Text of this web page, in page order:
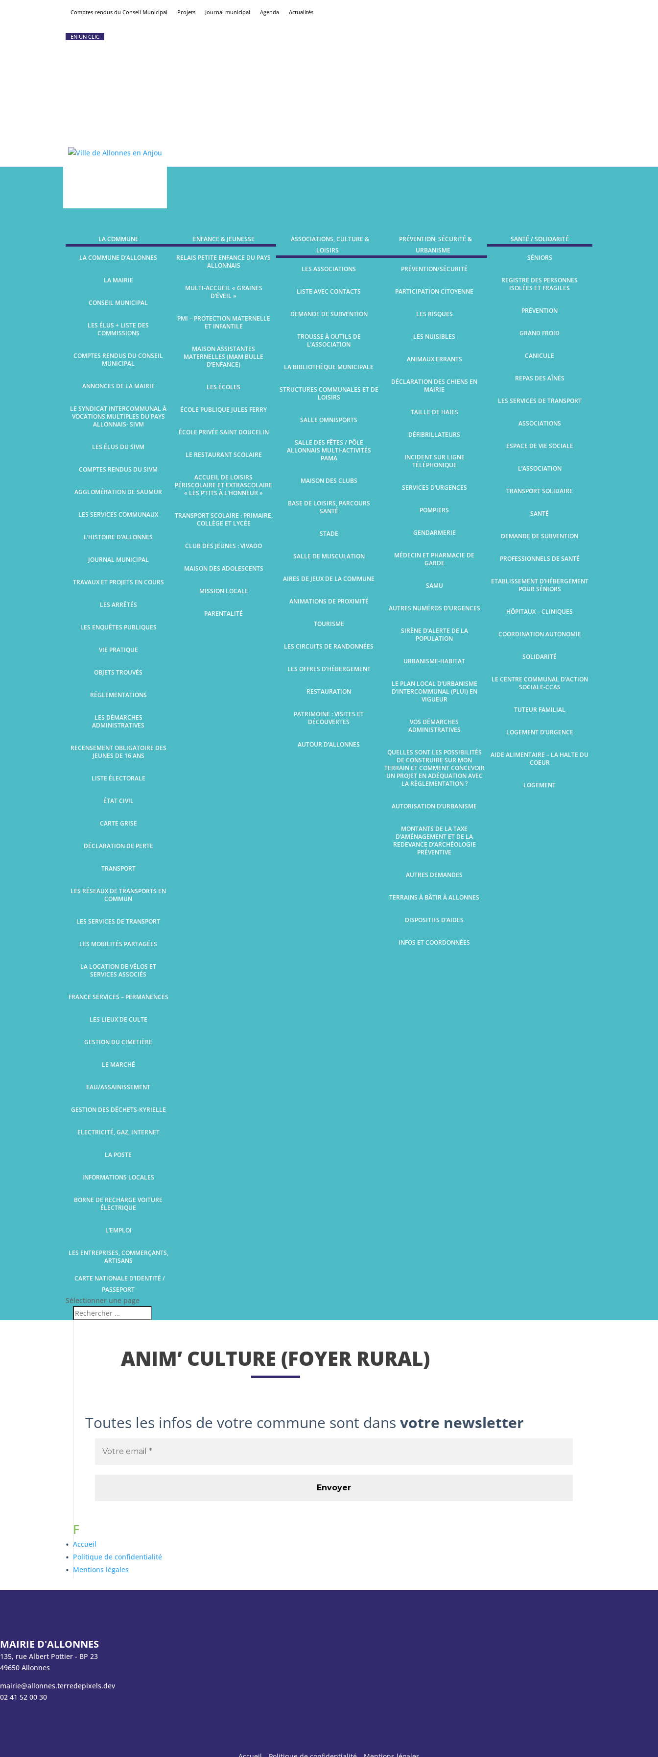
Comptes rendus du Conseil Municipal Projets Journal municipal Agenda Actualités
EN UN CLIC
LA COMMUNE
LA COMMUNE D’ALLONNES
LA MAIRIE
CONSEIL MUNICIPAL
LES ÉLUS + LISTE DES
COMMISSIONS
COMPTES RENDUS DU CONSEIL
MUNICIPAL
ANNONCES DE LA MAIRIE
LE SYNDICAT INTERCOMMUNAL À
VOCATIONS MULTIPLES DU PAYS
ALLONNAIS- SIVM
LES ÉLUS DU SIVM
COMPTES RENDUS DU SIVM
AGGLOMÉRATION DE SAUMUR
LES SERVICES COMMUNAUX
L’HISTOIRE D’ALLONNES
JOURNAL MUNICIPAL
TRAVAUX ET PROJETS EN COURS
LES ARRÊTÉS
LES ENQUÊTES PUBLIQUES
VIE PRATIQUE
OBJETS TROUVÉS
RÉGLEMENTATIONS
LES DÉMARCHES
ADMINISTRATIVES
RECENSEMENT OBLIGATOIRE DES
JEUNES DE 16 ANS
LISTE ÉLECTORALE
ÉTAT CIVIL
CARTE GRISE
DÉCLARATION DE PERTE
TRANSPORT
LES RÉSEAUX DE TRANSPORTS EN
COMMUN
LES SERVICES DE TRANSPORT
LES MOBILITÉS PARTAGÉES
LA LOCATION DE VÉLOS ET
SERVICES ASSOCIÉS
FRANCE SERVICES – PERMANENCES
LES LIEUX DE CULTE
GESTION DU CIMETIÈRE
LE MARCHÉ
EAU/ASSAINISSEMENT
GESTION DES DÉCHETS-KYRIELLE
ELECTRICITÉ, GAZ, INTERNET
LA POSTE
INFORMATIONS LOCALES
BORNE DE RECHARGE VOITURE
ÉLECTRIQUE
L’EMPLOI
LES ENTREPRISES, COMMERÇANTS,
ARTISANS
ENFANCE & JEUNESSE
RELAIS PETITE ENFANCE DU PAYS
ALLONNAIS
MULTI-ACCUEIL « GRAINES
D’ÉVEIL »
PMI – PROTECTION MATERNELLE
ET INFANTILE
MAISON ASSISTANTES
MATERNELLES (MAM BULLE
D’ENFANCE)
LES ÉCOLES
ÉCOLE PUBLIQUE JULES FERRY
ÉCOLE PRIVÉE SAINT DOUCELIN
LE RESTAURANT SCOLAIRE
ACCUEIL DE LOISIRS
PÉRISCOLAIRE ET EXTRASCOLAIRE
« LES P’TITS À L’HONNEUR »
TRANSPORT SCOLAIRE : PRIMAIRE,
COLLÈGE ET LYCÉE
CLUB DES JEUNES : VIVADO
MAISON DES ADOLESCENTS
MISSION LOCALE
PARENTALITÉ
ASSOCIATIONS, CULTURE &
LOISIRS
LES ASSOCIATIONS
LISTE AVEC CONTACTS
DEMANDE DE SUBVENTION
TROUSSE À OUTILS DE
L’ASSOCIATION
LA BIBLIOTHÈQUE MUNICIPALE
STRUCTURES COMMUNALES ET DE
LOISIRS
SALLE OMNISPORTS
SALLE DES FÊTES / PÔLE
ALLONNAIS MULTI-ACTIVITÉS
PAMA
MAISON DES CLUBS
BASE DE LOISIRS, PARCOURS
SANTÉ
STADE
SALLE DE MUSCULATION
AIRES DE JEUX DE LA COMMUNE
ANIMATIONS DE PROXIMITÉ
TOURISME
LES CIRCUITS DE RANDONNÉES
LES OFFRES D’HÉBERGEMENT
RESTAURATION
PATRIMOINE : VISITES ET
DÉCOUVERTES
AUTOUR D’ALLONNES
PRÉVENTION, SÉCURITÉ &
URBANISME
PRÉVENTION/SÉCURITÉ
PARTICIPATION CITOYENNE
LES RISQUES
LES NUISIBLES
ANIMAUX ERRANTS
DÉCLARATION DES CHIENS EN
MAIRIE
TAILLE DE HAIES
DÉFIBRILLATEURS
INCIDENT SUR LIGNE
TÉLÉPHONIQUE
SERVICES D’URGENCES
POMPIERS
GENDARMERIE
MÉDECIN ET PHARMACIE DE
GARDE
SAMU
AUTRES NUMÉROS D’URGENCES
SIRÈNE D’ALERTE DE LA
POPULATION
URBANISME-HABITAT
LE PLAN LOCAL D’URBANISME
D’INTERCOMMUNAL (PLUI) EN
VIGUEUR
VOS DÉMARCHES
ADMINISTRATIVES
QUELLES SONT LES POSSIBILITÉS
DE CONSTRUIRE SUR MON
TERRAIN ET COMMENT CONCEVOIR
UN PROJET EN ADÉQUATION AVEC
LA RÈGLEMENTATION ?
AUTORISATION D’URBANISME
MONTANTS DE LA TAXE
D’AMÉNAGEMENT ET DE LA
REDEVANCE D’ARCHÉOLOGIE
PRÉVENTIVE
AUTRES DEMANDES
TERRAINS À BÂTIR À ALLONNES
DISPOSITIFS D’AIDES
INFOS ET COORDONNÉES
SANTÉ / SOLIDARITÉ
SÉNIORS
REGISTRE DES PERSONNES
ISOLÉES ET FRAGILES
PRÉVENTION
GRAND FROID
CANICULE
REPAS DES AÎNÉS
LES SERVICES DE TRANSPORT
ASSOCIATIONS
ESPACE DE VIE SOCIALE
L’ASSOCIATION
TRANSPORT SOLIDAIRE
SANTÉ
DEMANDE DE SUBVENTION
PROFESSIONNELS DE SANTÉ
ETABLISSEMENT D’HÉBERGEMENT
POUR SÉNIORS
HÔPITAUX – CLINIQUES
COORDINATION AUTONOMIE
SOLIDARITÉ
LE CENTRE COMMUNAL D’ACTION
SOCIALE-CCAS
TUTEUR FAMILIAL
LOGEMENT D’URGENCE
AIDE ALIMENTAIRE – LA HALTE DU
COEUR
LOGEMENT
CARTE NATIONALE D’IDENTITÉ /
PASSEPORT
Sélectionner une page
ANIM’ CULTURE (FOYER RURAL)
Toutes les infos de votre commune sont dansvotre newsletter
F
Accueil
Politique de confidentialité
Mentions légales
MAIRIE D'ALLONNES
135, rue Albert Pottier - BP 23
49650 Allonnes
mairie@allonnes.terredepixels.dev
02 41 52 00 30